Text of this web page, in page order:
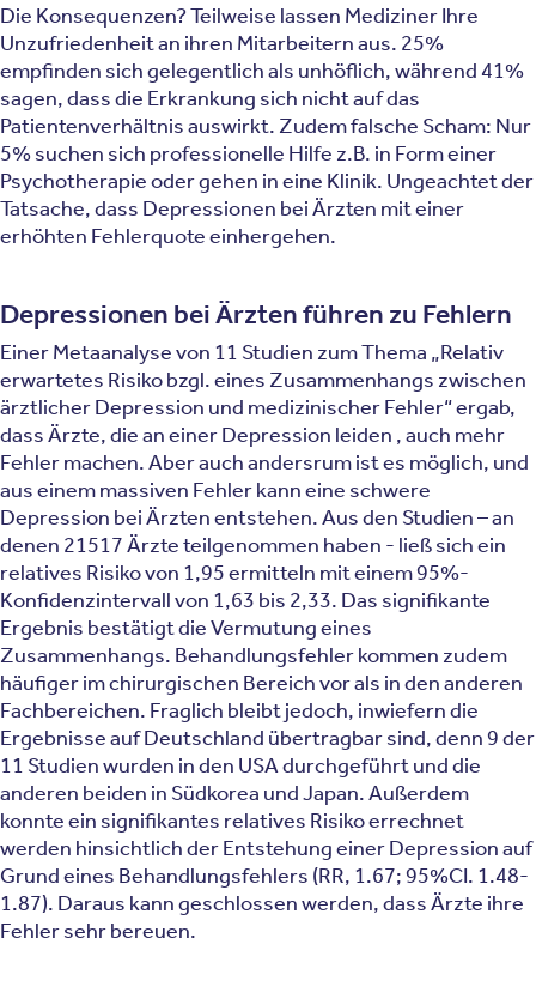
Die Konsequenzen? Teilweise lassen Mediziner Ihre
Unzufriedenheit an ihren Mitarbeitern aus. 25%
empfinden sich gelegentlich als unhöflich, während 41%
sagen, dass die Erkrankung sich nicht auf das
Patientenverhältnis auswirkt. Zudem falsche Scham: Nur
5% suchen sich professionelle Hilfe z.B. in Form einer
Psychotherapie oder gehen in eine Klinik. Ungeachtet der
Tatsache, dass Depressionen bei Ärzten mit einer
erhöhten Fehlerquote einhergehen.
Depressionen bei Ärzten führen zu Fehlern
Einer Metaanalyse von 11 Studien zum Thema „Relativ
erwartetes Risiko bzgl. eines Zusammenhangs zwischen
ärztlicher Depression und medizinischer Fehler“ ergab,
dass Ärzte, die an einer Depression leiden , auch mehr
Fehler machen. Aber auch andersrum ist es möglich, und
aus einem massiven Fehler kann eine schwere
Depression bei Ärzten entstehen. Aus den Studien – an
denen 21517 Ärzte teilgenommen haben - ließ sich ein
relatives Risiko von 1,95 ermitteln mit einem 95%-
Konfidenzintervall von 1,63 bis 2,33. Das signifikante
Ergebnis bestätigt die Vermutung eines
Zusammenhangs. Behandlungsfehler kommen zudem
häufiger im chirurgischen Bereich vor als in den anderen
Fachbereichen. Fraglich bleibt jedoch, inwiefern die
Ergebnisse auf Deutschland übertragbar sind, denn 9 der
11 Studien wurden in den USA durchgeführt und die
anderen beiden in Südkorea und Japan. Außerdem
konnte ein signifikantes relatives Risiko errechnet
werden hinsichtlich der Entstehung einer Depression auf
Grund eines Behandlungsfehlers (RR, 1.67; 95%CI. 1.48-
1.87). Daraus kann geschlossen werden, dass Ärzte ihre
Fehler sehr bereuen.